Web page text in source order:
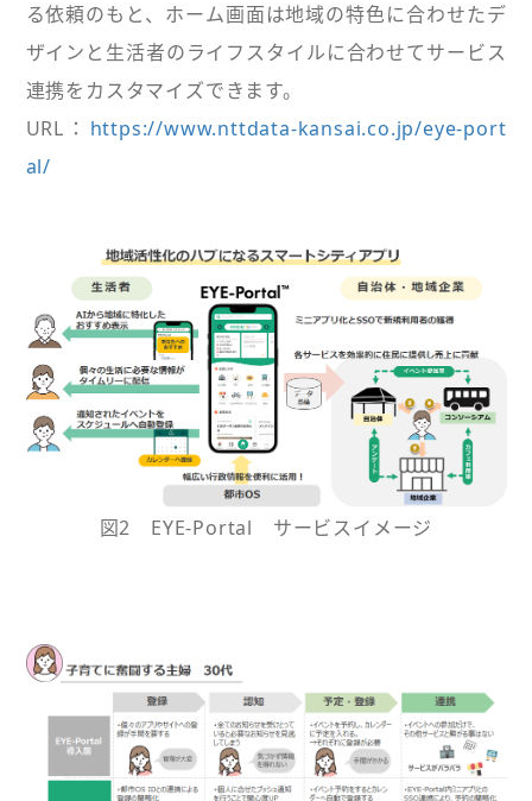
る依頼のもと、ホーム画面は地域の特色に合わせたデ
ザインと生活者のライフスタイルに合わせてサービス
連携をカスタマイズできます。
URL： https://www.nttdata-kansai.co.jp/eye-port
al/
図2 EYE-Portal サービスイメージ